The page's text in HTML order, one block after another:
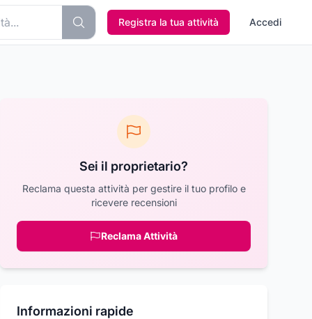
Registra la tua attività Accedi
Sei il proprietario?
Reclama questa attività per gestire il tuo profilo e
ricevere recensioni
Reclama Attività
Informazioni rapide